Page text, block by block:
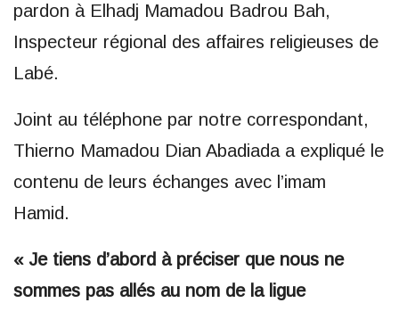
pardon à Elhadj Mamadou Badrou Bah,
Inspecteur régional des affaires religieuses de
Labé.
Joint au téléphone par notre correspondant,
Thierno Mamadou Dian Abadiada a expliqué le
contenu de leurs échanges avec l’imam
Hamid.
« Je tiens d’abord à préciser que nous ne
sommes pas allés au nom de la ligue